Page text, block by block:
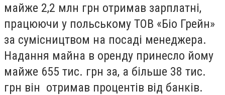
майже 2,2 млн грн отримав зарплатні,
працюючи у польському ТОВ «Біо Грейн»
за сумісництвом на посаді менеджера.
Надання майна в оренду принесло йому
майже 655 тис. грн за, а більше 38 тис.
грн він отримав процентів від банків.